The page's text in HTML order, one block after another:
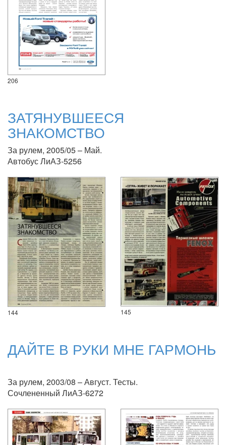
206
ЗАТЯНУВШЕЕСЯ
ЗНАКОМСТВО
За рулем, 2005/05 – Май.
Автобус ЛиАЗ-5256
144 145
ДАЙТЕ В РУКИ МНЕ ГАРМОНЬ
За рулем, 2003/08 – Август. Тесты.
Сочлененный ЛиАЗ-6272